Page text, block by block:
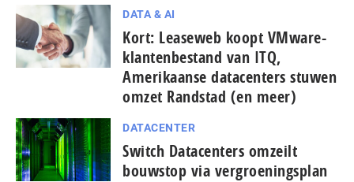
DATA & AI
Kort: Leaseweb koopt VMware-
klantenbestand van ITQ,
Amerikaanse datacenters stuwen
omzet Randstad (en meer)
DATACENTER
Switch Datacenters omzeilt
bouwstop via vergroeningsplan